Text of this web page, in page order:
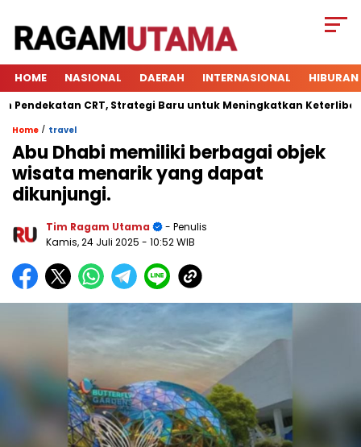
HOME NASIONAL DAERAH INTERNASIONAL HIBURAN
CRT, Strategi Baru untuk Meningkatkan Keterlibatan
Home / travel
Abu Dhabi memiliki berbagai objek
wisata menarik yang dapat
dikunjungi.
Tim Ragam Utama
- Penulis
Kamis, 24 Juli 2025 - 10:52 WIB